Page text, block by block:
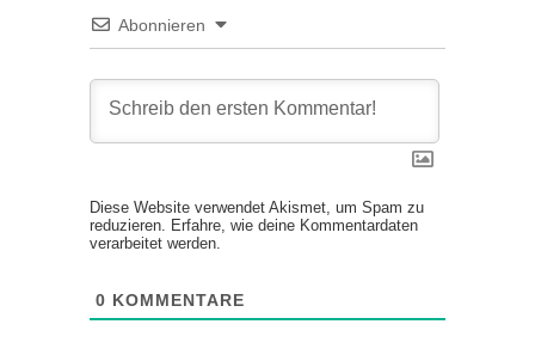
Abonnieren
Diese Website verwendet Akismet, um Spam zu
reduzieren.
Erfahre, wie deine Kommentardaten
verarbeitet werden.
0 KOMMENTARE